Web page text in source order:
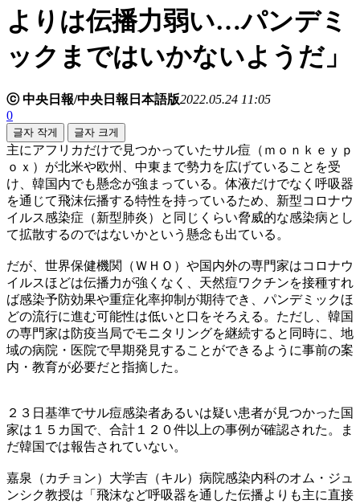
よりは伝播力弱い…パンデミ
ックまではいかないようだ」
ⓒ 中央日報/中央日報日本語版2022.05.24 11:05
0
글자 작게 글자 크게
主にアフリカだけで見つかっていたサル痘（ｍｏｎｋｅｙｐ
ｏｘ）が北米や欧州、中東まで勢力を広げていることを受
け、韓国内でも懸念が強まっている。体液だけでなく呼吸器
を通じて飛沫伝播する特性を持っているため、新型コロナウ
イルス感染症（新型肺炎）と同じくらい脅威的な感染病とし
て拡散するのではないかという懸念も出ている。
だが、世界保健機関（ＷＨＯ）や国内外の専門家はコロナウ
イルスほどは伝播力が強くなく、天然痘ワクチンを接種すれ
ば感染予防効果や重症化率抑制が期待でき、パンデミックほ
どの流行に進む可能性は低いと口をそろえる。ただし、韓国
の専門家は防疫当局でモニタリングを継続すると同時に、地
域の病院・医院で早期発見することができるように事前の案
内・教育が必要だと指摘した。
２３日基準でサル痘感染者あるいは疑い患者が見つかった国
家は１５カ国で、合計１２０件以上の事例が確認された。ま
だ韓国では報告されていない。
嘉泉（カチョン）大学吉（キル）病院感染内科のオム・ジュ
ンシク教授は「飛沫など呼吸器を通した伝播よりも主に直接